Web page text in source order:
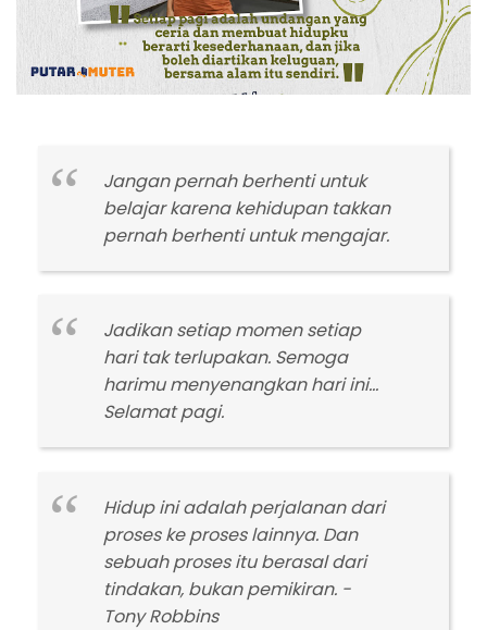
Jangan pernah berhenti untuk
belajar karena kehidupan takkan
pernah berhenti untuk mengajar.
Jadikan setiap momen setiap
hari tak terlupakan. Semoga
harimu menyenangkan hari ini…
Selamat pagi.
Hidup ini adalah perjalanan dari
proses ke proses lainnya. Dan
sebuah proses itu berasal dari
tindakan, bukan pemikiran. -
Tony Robbins